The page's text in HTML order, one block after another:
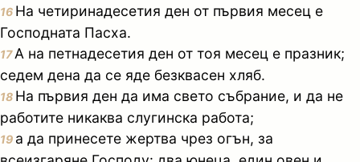
16 На четиринадесетия ден от първия месец е
Господната Пасха.
17А на петнадесетия ден от тоя месец е празник;
седем дена да се яде безквасен хляб.
18 На първия ден да има свето събрание, и да не
работите никаква слугинска работа;
19 а да принесете жертва чрез огън, за